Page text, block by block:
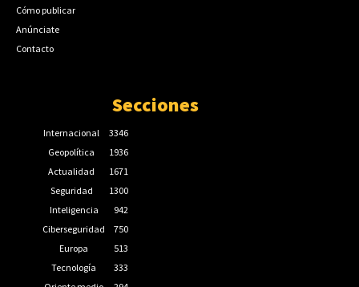
Cómo publicar
Anúnciate
Contacto
Secciones
Internacional
3346
Geopolítica
1936
Actualidad
1671
Seguridad
1300
Inteligencia
942
Ciberseguridad
750
Europa
513
Tecnología
333